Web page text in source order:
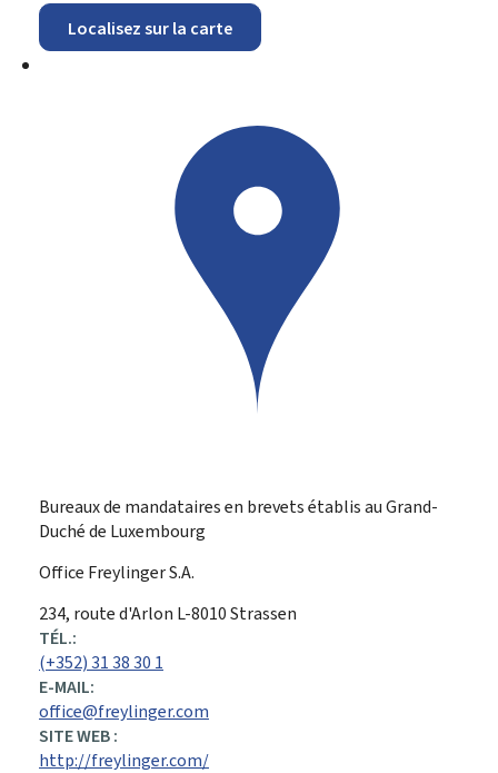
Localisez sur la carte
Bureaux de mandataires en brevets établis au Grand-
Duché de Luxembourg
Office Freylinger S.A.
ADRESSE
:
234, route d'Arlon L-8010Strassen
TÉL.:
(+352) 31 38 30 1
E-MAIL:
office@freylinger.com
SITE WEB :
http://freylinger.com/